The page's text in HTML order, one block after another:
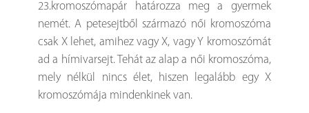
23.kromoszómapár határozza meg a gyermek
nemét. A petesejtből származó női kromoszóma
csak X lehet, amihez vagy X, vagy Y kromoszómát
ad a hímivarsejt. Tehát az alap a női kromoszóma,
mely nélkül nincs élet, hiszen legalább egy X
kromoszómája mindenkinek van.